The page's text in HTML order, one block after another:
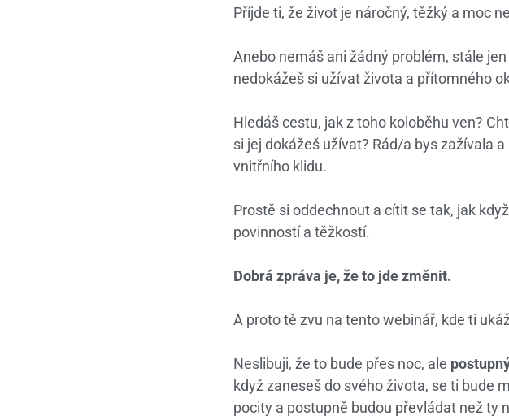
Příjde ti, že život je náročný, těžký a moc
Anebo nemáš ani žádný problém, stále
nedokážeš si užívat života a přítomného
Hledáš cestu, jak z toho koloběhu ven?
si jej dokážeš užívat? Rád/a bys zažívala
vnitřního klidu.
Prostě si oddechnout a cítit se tak, jak
povinností a těžkostí.
Dobrá zpráva je, že to jde změnit.
A proto tě zvu na tento webinář, kde ti
Neslibuji, že to bude přes noc, ale
když zaneseš do svého života, se ti bude
pocity a postupně budou převládat než ty